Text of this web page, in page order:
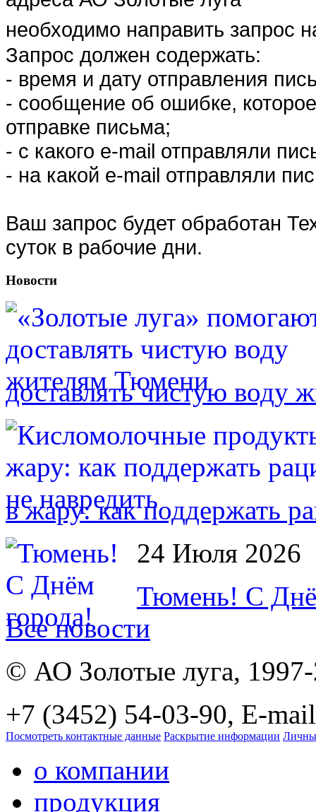
необходимо направить запрос
Запрос должен содержать:
- время и дату отправления
- сообщение об ошибке,
отправке письма;
- с какого e-mail отправляли
- на какой e-mail отправляли
Ваш запрос будет обработан
суток в рабочие дни.
Новости
доставлять чистую воду
в жару: как поддержать
24 Июля 2026
Тюмень! С
Все новости
© АО Золотые луга,
+7 (3452) 54-03-90, E-
Посмотреть контактные данные Раскрытие информации
о компании
продукция